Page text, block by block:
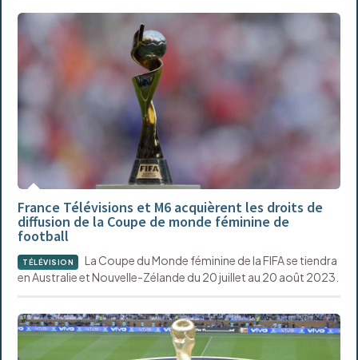
France Télévisions et M6 acquièrent les droits de
diffusion de la Coupe de monde féminine de
football
TÉLÉVISION
La Coupe du Monde féminine de la FIFA se tiendra
en Australie et Nouvelle-Zélande du 20 juillet au 20 août 2023.